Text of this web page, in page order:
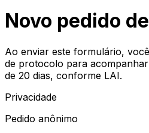
Novo pedido
Ao enviar este formulário,
de protocolo para
de 20 dias, conforme LAI.
Privacidade
Pedido anônimo